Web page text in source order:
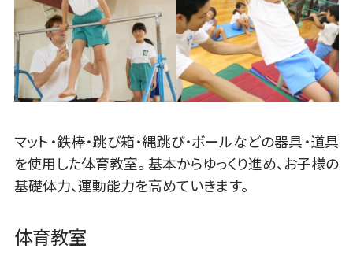
マット・鉄棒・跳び箱・縄跳び・ボールなどの器具・道具
を使用した体育教室。 基本からゆっくり進め、お子様の
基礎体力、運動能力を高めていきます。
体育教室